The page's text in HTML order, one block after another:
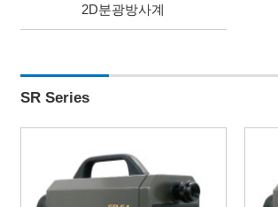
2D분광방사계
SR Series